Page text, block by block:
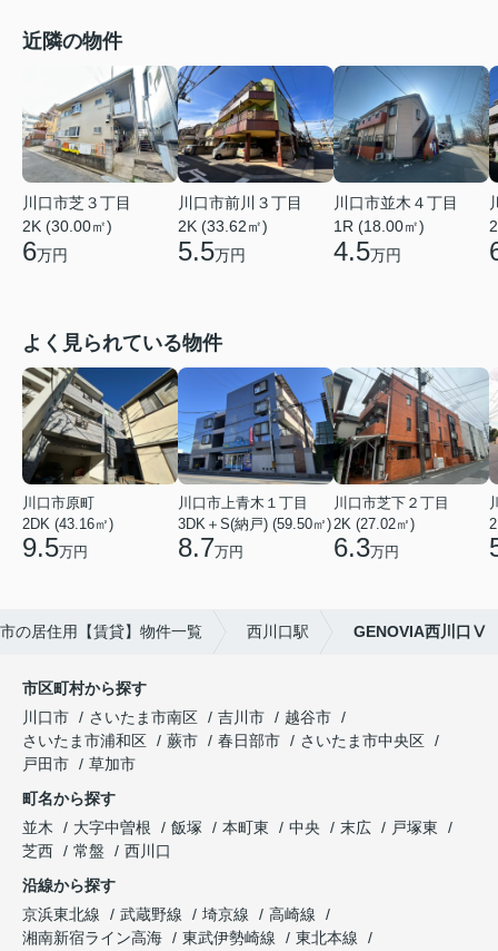
近隣の物件
川口市芝３丁目
2K (30.00㎡)
6万円
川口市前川３丁目
2K (33.62㎡)
5.5万円
川口市並木４丁目
1R (18.00㎡)
4.5万円
よく見られている物件
川口市原町
2DK (43.16㎡)
9.5万円
川口市上青木１丁目
3DK＋S(納戸) (59.50㎡)
8.7万円
川口市芝下２丁目
2K (27.02㎡)
6.3万円
の居住用【賃貸】物件一覧 西川口駅 GENOVIA西川口Ⅴ
市区町村から探す
川口市
さいたま市南区 吉川市
越谷市
さいたま市浦和区
蕨市 春日部市
さいたま市中央区
戸田市
草加市
町名から探す
並木
大字中曽根 飯塚 本町東 中央 末広
戸塚東
芝西
常盤
西川口
沿線から探す
京浜東北線
武蔵野線 埼京線
高崎線
湘南新宿ライン高海
東武伊勢崎線
東北本線